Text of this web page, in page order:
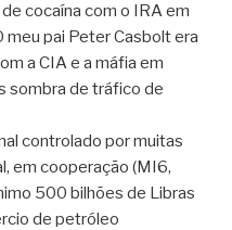
cocaína com o IRA em
pai Peter Casbolt era
a CIA e a máfia em
sombra de tráfico de
controlado por muitas
em cooperação (MI6,
500 bilhões de Libras
de petróleo